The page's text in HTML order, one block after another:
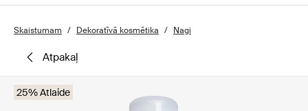
Skaistumam Dekoratīvā kosmētika Nagi
atpakaļ
25% Atlaide